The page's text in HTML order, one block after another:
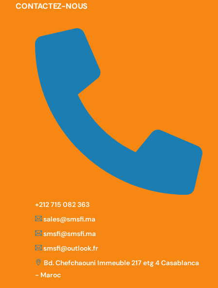
CONTACTEZ-NOUS
‪+212 715 082 363
sales@smsfi.ma
smsfi@smsfi.ma
smsfi@outlook.fr
Bd. Chefchaouni Immeuble 217 etg 4 Casablanca
- Maroc